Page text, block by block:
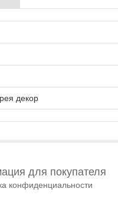
декор
для покупателя
конфиденциальности